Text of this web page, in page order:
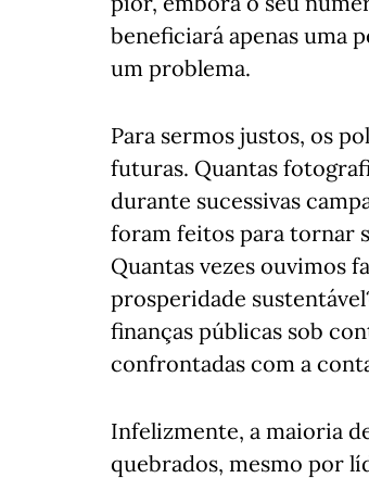
beneficiará apenas uma
um problema.
Para sermos justos, os
futuras. Quantas
durante sucessivas
foram feitos para tornar
Quantas vezes ouvimos
prosperidade
finanças públicas sob
confrontadas com a
Infelizmente, a maioria
quebrados, mesmo por